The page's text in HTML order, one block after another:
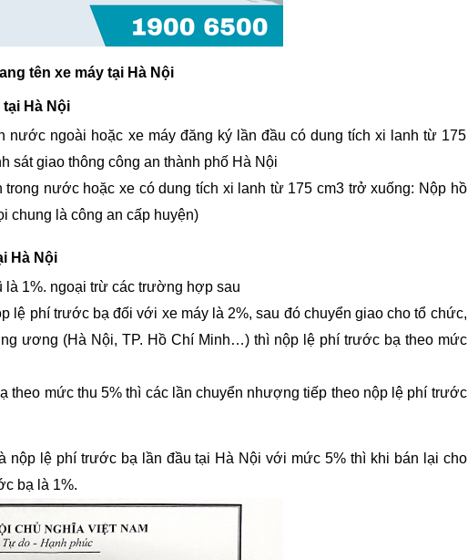
tên xe máy tại Hà Nội
Hà Nội
nước ngoài hoặc xe máy đăng ký lần đầu có dung tích xi lanh từ 175
sát giao thông công an thành phố Hà Nội
nước hoặc xe có dung tích xi lanh từ 175 cm3 trở xuống: Nộp hồ
chung là công an cấp huyện)
Hà Nội
1%. ngoại trừ các trường hợp sau
lệ phí trước bạ đối với xe máy là 2%, sau đó chuyển giao cho tổ chức,
ương (Hà Nội, TP. Hồ Chí Minh…) thì nộp lệ phí trước bạ theo mức
theo mức thu 5% thì các lần chuyển nhượng tiếp theo nộp lệ phí trước
lệ phí trước bạ lần đầu tại Hà Nội với mức 5% thì khi bán lại cho
bạ là 1%.